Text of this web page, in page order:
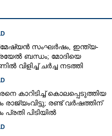
സംഘർഷം,​ ഇന്ത്യ-
ബന്ധം; മോദിയെ
വിളിച്ച് ചർച്ച നടത്തി
കാറിടിച്ച് കൊലപ്പെടുത്തിയ
രാജ്യംവിട്ടു; രണ്ട് വർഷത്തിന്
പ്രതി പിടിയിൽ
Copy Link